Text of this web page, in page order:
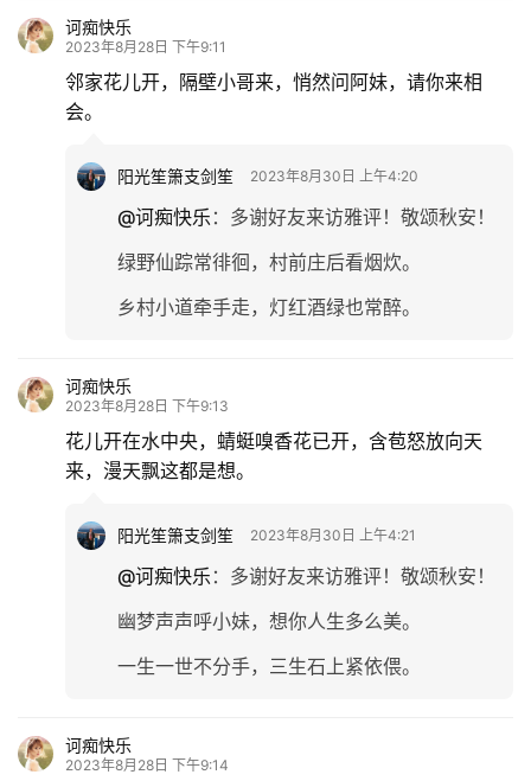
诃痴快乐
2023年8月28日 下午9:11
邻家花儿开，隔壁小哥来，悄然问阿妹，请你来相
会。
阳光笙箫支剑笙 2023年8月30日 上午4:20
@诃痴快乐 ： 多谢好友来访雅评！敬颂秋安！
绿野仙踪常徘徊，村前庄后看烟炊。
乡村小道牵手走，灯红酒绿也常醉。
诃痴快乐
2023年8月28日 下午9:13
花儿开在水中央，蜻蜓嗅香花已开，含苞怒放向天
来，漫天飘这都是想。
阳光笙箫支剑笙 2023年8月30日 上午4:21
@诃痴快乐 ： 多谢好友来访雅评！敬颂秋安！
幽梦声声呼小妹，想你人生多么美。
一生一世不分手，三生石上紧依偎。
诃痴快乐
2023年8月28日 下午9:14